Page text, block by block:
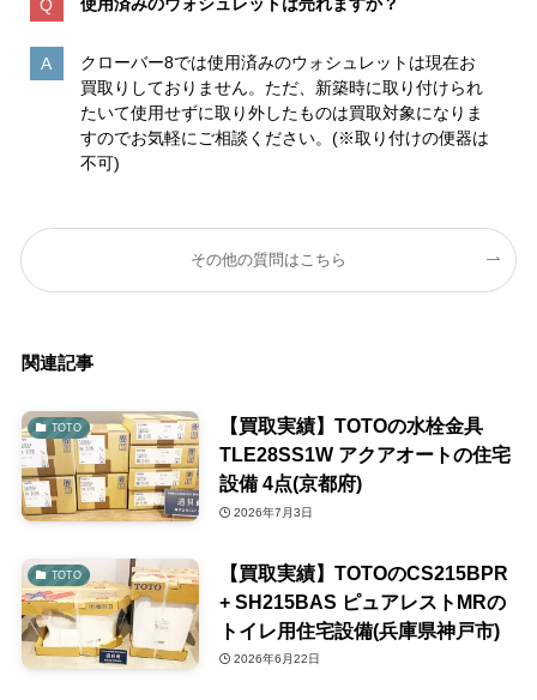
使用済みのウォシュレットは売れますか？
クローバー8では使用済みのウォシュレットは現在お
買取りしておりません。ただ、新築時に取り付けられ
たいて使用せずに取り外したものは買取対象になりま
すのでお気軽にご相談ください。(※取り付けの便器は
不可)
その他の質問はこちら
関連記事
TOTO
【買取実績】TOTOの水栓金具
TLE28SS1W アクアオートの住宅
設備 4点(京都府)
2026年7月3日
TOTO
【買取実績】TOTOのCS215BPR
+ SH215BAS ピュアレストMRの
トイレ用住宅設備(兵庫県神戸市)
2026年6月22日